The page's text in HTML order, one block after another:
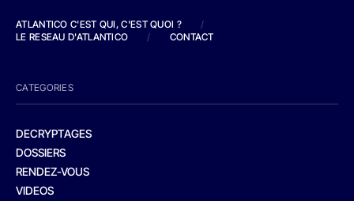
ATLANTICO C'EST QUI, C'EST QUOI ?
/
LE RESEAU D'ATLANTICO
/ CONTACT
CATEGORIES
DECRYPTAGES
DOSSIERS
RENDEZ-VOUS
VIDEOS